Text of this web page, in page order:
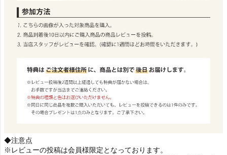
◆注意点
※レビューの投稿は会員様限定となっております。